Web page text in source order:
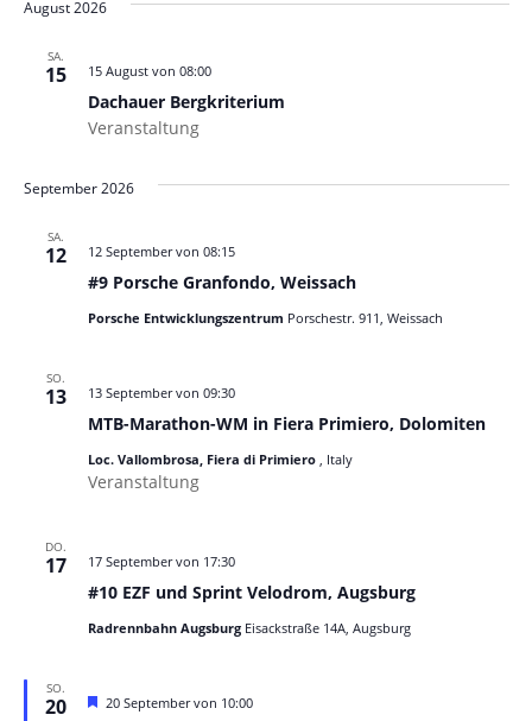
und
wählen.
August 2026
SA.
15
Dachauer Bergkriterium
15 August von 08:00
Veranstaltung
September 2026
SA.
12
#9 Porsche Granfondo, Weissach
12 September von 08:15
Porsche Entwicklungszentrum Porschestr. 911, Weissach
SO.
13
MTB-Marathon-WM in Fiera Primiero, Dolomiten
13 September von 09:30
Loc. Vallombrosa, Fiera di Primiero , Italy
Veranstaltung
DO.
17
#10 EZF und Sprint Velodrom, Augsburg
17 September von 17:30
Radrennbahn Augsburg Eisackstraße 14A, Augsburg
SO.
20 Hervorgehoben
20 September von 10:00